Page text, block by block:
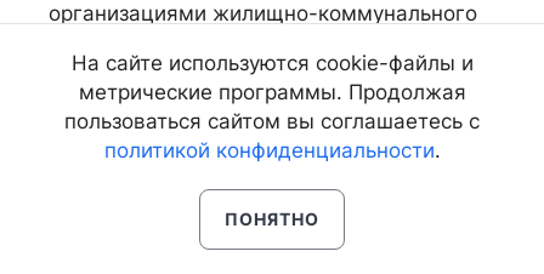
организациями жилищно-коммунального
На сайте используются cookie-файлы и
метрические программы. Продолжая
пользоваться сайтом вы соглашаетесь с
политикой конфиденциальности.
ПОНЯТНО